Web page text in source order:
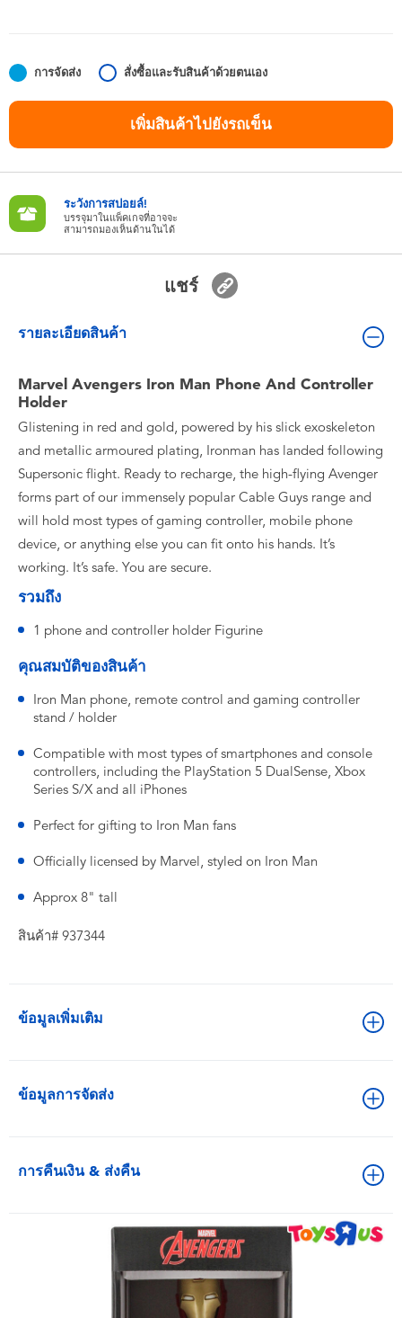
แบตเตอรี่
Nintendo Switch
ตัวละครเพี่อการสะสม
การจัดส่ง สั่งซื้อและรับสินค้าด้วยตนเอง
เพิ่มสินค้าไปยังรถเข็น
ระวังการสปอยล์!
บรรจุมาในแพ็คเกจที่อาจจะ
สามารถมองเห็นด้านในได้
แชร์
รายละเอียดสินค้า
Marvel Avengers Iron Man Phone And Controller
Holder
Glistening in red and gold, powered by his slick exoskeleton
and metallic armoured plating, Ironman has landed following
Supersonic flight. Ready to recharge, the high-flying Avenger
forms part of our immensely popular Cable Guys range and
will hold most types of gaming controller, mobile phone
device, or anything else you can fit onto his hands. It’s
working. It’s safe. You are secure.
รวมถึง
1 phone and controller holder Figurine
คุณสมบัติของสินค้า
Iron Man phone, remote control and gaming controller
stand / holder
Compatible with most types of smartphones and console
controllers, including the PlayStation 5 DualSense, Xbox
Series S/X and all iPhones
Perfect for gifting to Iron Man fans
Officially licensed by Marvel, styled on Iron Man
Approx 8" tall
สินค้า# 937344
ข้อมูลเพิ่มเติม
ข้อมูลการจัดส่ง
การคืนเงิน & ส่งคืน